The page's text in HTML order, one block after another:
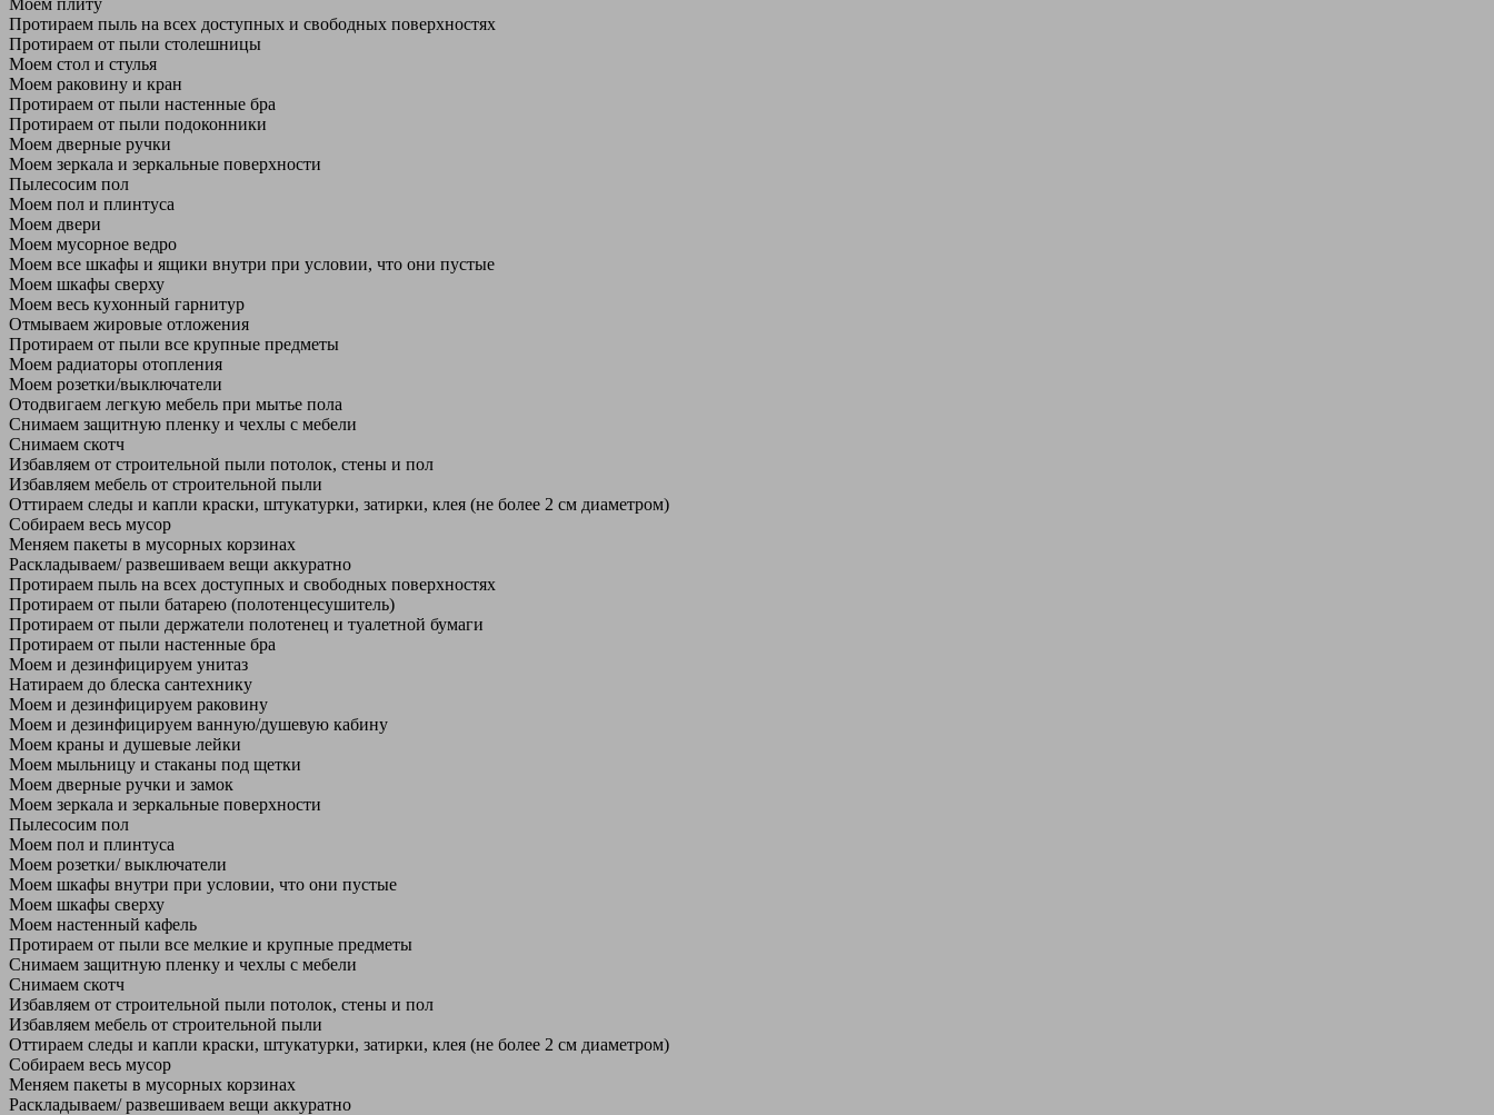
Моем плиту
Протираем пыль на всех доступных и свободных поверхностях
Протираем от пыли столешницы
Моем стол и стулья
Моем раковину и кран
Протираем от пыли настенные бра
Протираем от пыли подоконники
Моем дверные ручки
Моем зеркала и зеркальные поверхности
Пылесосим пол
Моем пол и плинтуса
Моем двери
Моем мусорное ведро
Моем все шкафы и ящики внутри при условии, что они пустые
Моем шкафы сверху
Моем весь кухонный гарнитур
Отмываем жировые отложения
Протираем от пыли все крупные предметы
Моем радиаторы отопления
Моем розетки/выключатели
Отодвигаем легкую мебель при мытье пола
Снимаем защитную пленку и чехлы с мебели
Снимаем скотч
Избавляем от строительной пыли потолок, стены и пол
Избавляем мебель от строительной пыли
Оттираем следы и капли краски, штукатурки, затирки, клея (не более 2 см диаметром)
Собираем весь мусор
Меняем пакеты в мусорных корзинах
Раскладываем/ развешиваем вещи аккуратно
Протираем пыль на всех доступных и свободных поверхностях
Протираем от пыли батарею (полотенцесушитель)
Протираем от пыли держатели полотенец и туалетной бумаги
Протираем от пыли настенные бра
Моем и дезинфицируем унитаз
Натираем до блеска сантехнику
Моем и дезинфицируем раковину
Моем и дезинфицируем ванную/душевую кабину
Моем краны и душевые лейки
Моем мыльницу и стаканы под щетки
Моем дверные ручки и замок
Моем зеркала и зеркальные поверхности
Пылесосим пол
Моем пол и плинтуса
Моем розетки/ выключатели
Моем шкафы внутри при условии, что они пустые
Моем шкафы сверху
Моем настенный кафель
Протираем от пыли все мелкие и крупные предметы
Снимаем защитную пленку и чехлы с мебели
Снимаем скотч
Избавляем от строительной пыли потолок, стены и пол
Избавляем мебель от строительной пыли
Оттираем следы и капли краски, штукатурки, затирки, клея (не более 2 см диаметром)
Собираем весь мусор
Меняем пакеты в мусорных корзинах
Раскладываем/ развешиваем вещи аккуратно